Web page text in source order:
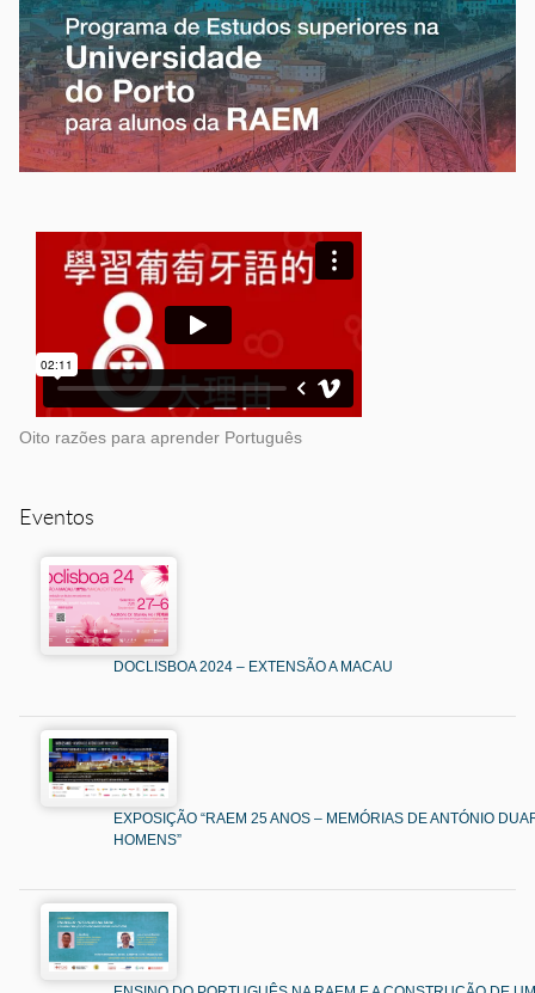
Oito razões para aprender Português
Eventos
DOCLISBOA 2024 – EXTENSÃO A MACAU
EXPOSIÇÃO “RAEM 25 ANOS – MEMÓRIAS DE ANTÓNIO
HOMENS”